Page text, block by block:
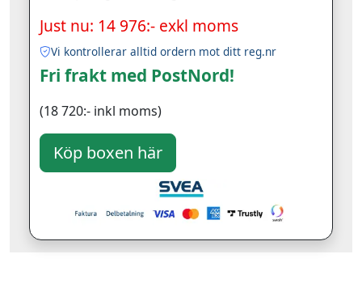
Just nu: 14 976:- exkl moms
Vi kontrollerar alltid ordern mot ditt reg.nr
Fri frakt med PostNord!
(18 720:- inkl moms)